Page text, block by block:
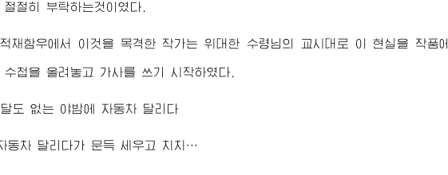
절절히 부탁하는것이였다.
재함우에서 이것을 목격한 작가는위대한 수령님 의 교시대로 이 현실을 작품
수첩을 올려놓고 가사를 쓰기 시작하였다.
도 없는 야밤에 자동차 달리다
동차 달리다가 문득 세우고 치치…